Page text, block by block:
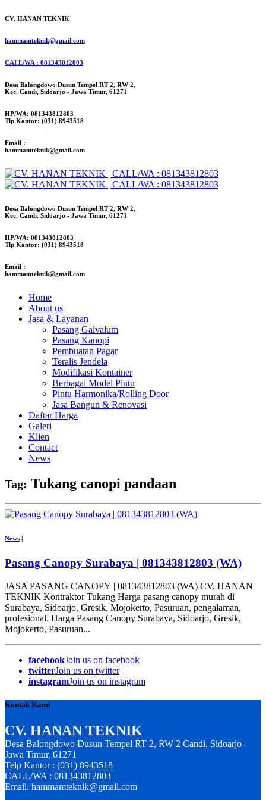
CV. HANAN TEKNIK
hammamteknik@gmail.com
CALL/WA : 081343812803
Desa Balongdowo Dusun Tempel RT 2, RW 2,
Kec. Candi, Sidoarjo - Jawa Timur, 61271
HP/WA: 081343812803
Tlp Kantor: (031) 8943518
Email :
hammamteknik@gmail.com
Desa Balongdowo Dusun Tempel RT 2, RW 2,
Kec. Candi, Sidoarjo - Jawa Timur, 61271
HP/WA: 081343812803
Tlp Kantor: (031) 8943518
Email :
hammamteknik@gmail.com
Home
About us
Jasa & Layanan
Pasang Galvalum
Pasang Kanopi
Pembuatan Pagar
Teralis Jendela
Modifikasi Kontainer
Berbagai Model Pintu
Pintu Harmonika/Rolling Door
Jasa Bangun & Renovasi
Daftar Harga
Galeri
Klien
Contact
News
Tag: Tukang canopi pandaan
News
Pasang Canopy Surabaya | 081343812803 (WA)
JASA PASANG CANOPY | 081343812803 (WA) CV. HANAN
TEKNIK Kontraktor Tukang Harga pasang canopy murah di
Surabaya, Sidoarjo, Gresik, Mojokerto, Pasuruan, pengalaman,
profesional. Harga Pasang Canopy Surabaya, Sidoarjo, Gresik,
Mojokerto, Pasuruan...
facebookJoin us on facebook
twitterJoin us on twitter
instagramJoin us on instagram
Kontak Kami
CV. HANAN TEKNIK
Desa Balongdowo Dusun Tempel RT 2, RW 2 Candi, Sidoarjo -
Jawa Timur, 61271
Telp Kantor : (031) 8943518
CALL/WA : 081343812803
Email: hammamteknik@gmail.com